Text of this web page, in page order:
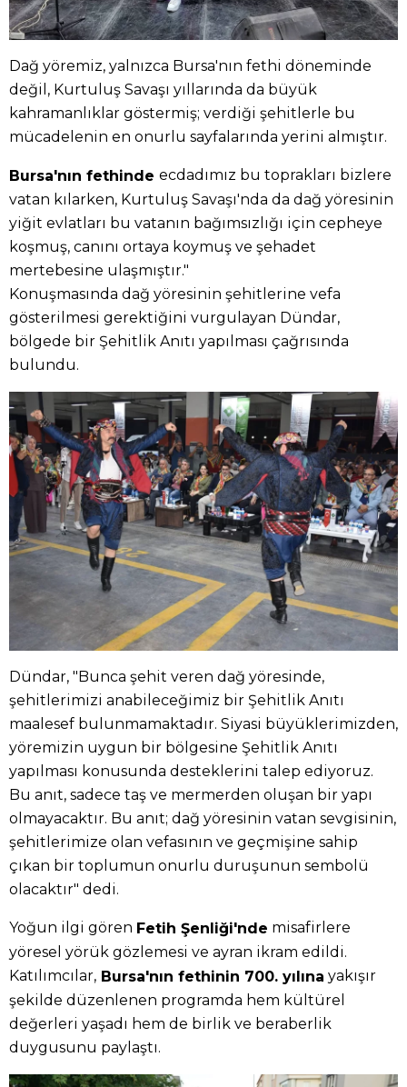
Dağ yöremiz, yalnızca Bursa'nın fethi döneminde
değil, Kurtuluş Savaşı yıllarında da büyük
kahramanlıklar göstermiş; verdiği şehitlerle bu
mücadelenin en onurlu sayfalarında yerini almıştır.
Bursa'nın fethinde ecdadımız bu toprakları bizlere
vatan kılarken, Kurtuluş Savaşı'nda da dağ yöresinin
yiğit evlatları bu vatanın bağımsızlığı için cepheye
koşmuş, canını ortaya koymuş ve şehadet
mertebesine ulaşmıştır."
Konuşmasında dağ yöresinin şehitlerine vefa
gösterilmesi gerektiğini vurgulayan Dündar,
bölgede bir Şehitlik Anıtı yapılması çağrısında
bulundu.
Dündar, "Bunca şehit veren dağ yöresinde,
şehitlerimizi anabileceğimiz bir Şehitlik Anıtı
maalesef bulunmamaktadır. Siyasi büyüklerimizden,
yöremizin uygun bir bölgesine Şehitlik Anıtı
yapılması konusunda desteklerini talep ediyoruz.
Bu anıt, sadece taş ve mermerden oluşan bir yapı
olmayacaktır. Bu anıt; dağ yöresinin vatan sevgisinin,
şehitlerimize olan vefasının ve geçmişine sahip
çıkan bir toplumun onurlu duruşunun sembolü
olacaktır" dedi.
Yoğun ilgi gören Fetih Şenliği'nde misafirlere
yöresel yörük gözlemesi ve ayran ikram edildi.
Katılımcılar, Bursa'nın fethinin 700. yılına yakışır
şekilde düzenlenen programda hem kültürel
değerleri yaşadı hem de birlik ve beraberlik
duygusunu paylaştı.